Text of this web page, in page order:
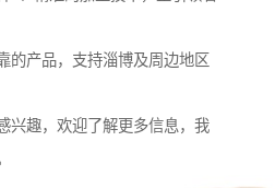
的产品，支持淄博及周边地区
兴趣，欢迎了解更多信息，我